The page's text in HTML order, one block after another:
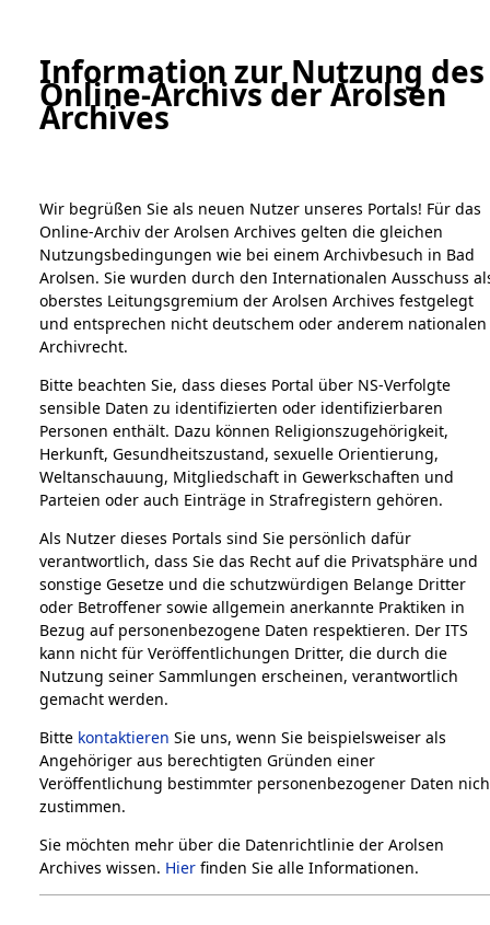
Digital Collections Online
Bestandsbeschreibung
Archivale
Übersicht
Bestände
1.
Inhaftierungsdokumente
5. Verschiedenes
Einen Kommentar
schreiben →
Information zur Nutzung des
Online-Archivs der Arolsen
Archives
Wir begrüßen Sie als neuen Nutzer unseres Portals! Für das
Online-Archiv der Arolsen Archives gelten die gleichen
Nutzungsbedingungen wie bei einem Archivbesuch in Bad
Arolsen. Sie wurden durch den Internationalen Ausschuss
oberstes Leitungsgremium der Arolsen Archives festgelegt
und entsprechen nicht deutschem oder anderem nationalen
Archivrecht.
Bitte beachten Sie, dass dieses Portal über NS-Verfolgte
sensible Daten zu identifizierten oder identifizierbaren
Personen enthält. Dazu können Religionszugehörigkeit,
Herkunft, Gesundheitszustand, sexuelle Orientierung,
Weltanschauung, Mitgliedschaft in Gewerkschaften und
Parteien oder auch Einträge in Strafregistern gehören.
Als Nutzer dieses Portals sind Sie persönlich dafür
verantwortlich, dass Sie das Recht auf die Privatsphäre und
sonstige Gesetze und die schutzwürdigen Belange Dritter
oder Betroffener sowie allgemein anerkannte Praktiken in
Bezug auf personenbezogene Daten respektieren. Der ITS
kann nicht für Veröffentlichungen Dritter, die durch die
Nutzung seiner Sammlungen erscheinen, verantwortlich
gemacht werden.
Bitte kontaktieren Sie uns, wenn Sie beispielsweiser als
Angehöriger aus berechtigten Gründen einer
Veröffentlichung bestimmter personenbezogener Daten
zustimmen.
Sie möchten mehr über die Datenrichtlinie der Arolsen
Archives wissen. Hier finden Sie alle Informationen.